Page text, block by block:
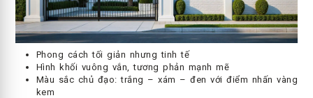
Phong cách tối giản nhưng tinh tế
Hình khối vuông vắn, tương phản mạnh mẽ
Màu sắc chủ đạo: trắng – xám – đen với điểm nhấn vàng
kem